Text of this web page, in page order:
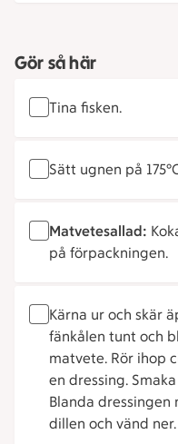
Gör så här
Tina fisken.
Sätt ugnen på
Matvetesallad:
på förpackningen.
Kärna ur och skär
fänkålen tunt och
matvete. Rör ihop
en dressing.
Blanda dressingen
dillen och vänd ner.